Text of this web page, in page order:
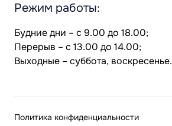
Режим работы:
Будние дни – с 9.00 до 18.00;
Перерыв – с 13.00 до 14.00;
Выходные – суббота, воскресенье.
Политика конфиденциальности